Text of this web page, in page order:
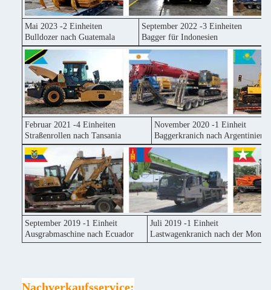
Mai 2023 -2 Einheiten
Bulldozer nach Guatemala
September 2022 -3 Einheiten
Bagger für Indonesien
Februar 2021 -4 Einheiten
Straßenrollen nach Tansania
November 2020 -1 Einheit
Baggerkranich nach Argentinien
September 2019 -1 Einheit
Ausgrabmaschine nach Ecuador
Juli 2019 -1 Einheit
Lastwagenkranich nach der
Nachverkaufsservice: